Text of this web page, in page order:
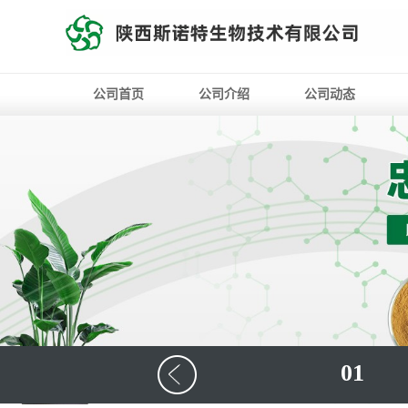
公司首页 公司介绍 公司动态
01